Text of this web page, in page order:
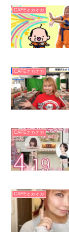
CAFEオカオカ
CAFEオカオカ
CAFEオカオカ
CAFEオカオカ